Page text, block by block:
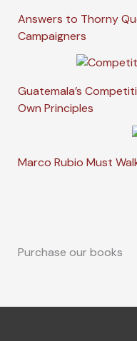
Answers to Thorny
Campaigners
Guatemala’s
Own Principles
Marco Rubio Must
Purchase our books